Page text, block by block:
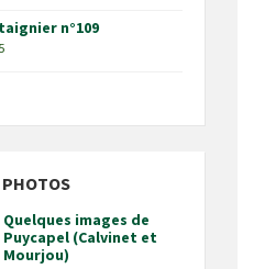
n°109
Quelques images de
Puycapel (Calvinet et
Mourjou)